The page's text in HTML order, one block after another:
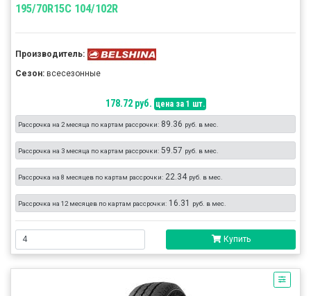
195/70R15C 104/102R
Производитель:
Сезон: всесезонные
178.72 руб. цена за 1 шт.
Рассрочка на 2 месяца по картам рассрочки: 89.36 руб. в мес.
Рассрочка на 3 месяца по картам рассрочки: 59.57 руб. в мес.
Рассрочка на 8 месяцев по картам рассрочки: 22.34 руб. в мес.
Рассрочка на 12 месяцев по картам рассрочки: 16.31 руб. в мес.
Купить